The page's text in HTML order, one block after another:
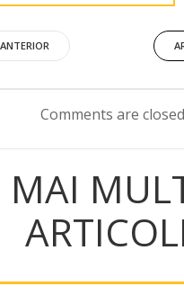
Comments are closed
MAI